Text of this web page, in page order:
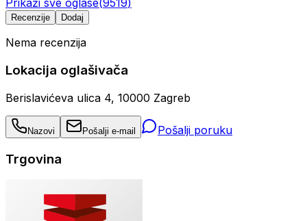
Prikaži sve oglase(9519)
Recenzije Dodaj
Nema recenzija
Lokacija oglašivača
Berislavićeva ulica 4, 10000 Zagreb
Nazovi Pošalji e-mail Pošalji poruku
Trgovina